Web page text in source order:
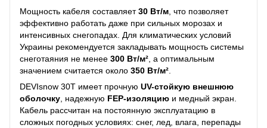
Мощность кабеля составляет30 Вт/м , что позволяет
эффективно работать даже при сильных морозах и
интенсивных снегопадах. Для климатических условий
Украины рекомендуется закладывать мощность системы
снеготаяния не менее 300 Вт/м² , а оптимальным
значением считается около 350 Вт/м²
DEVIsnow 30T имеет прочную UV-стойкую внешнюю
оболочку , надежную FEP-изоляцию и медный экран.
Кабель рассчитан на постоянную эксплуатацию в
сложных погодных условиях: снег, лед, влага, перепады